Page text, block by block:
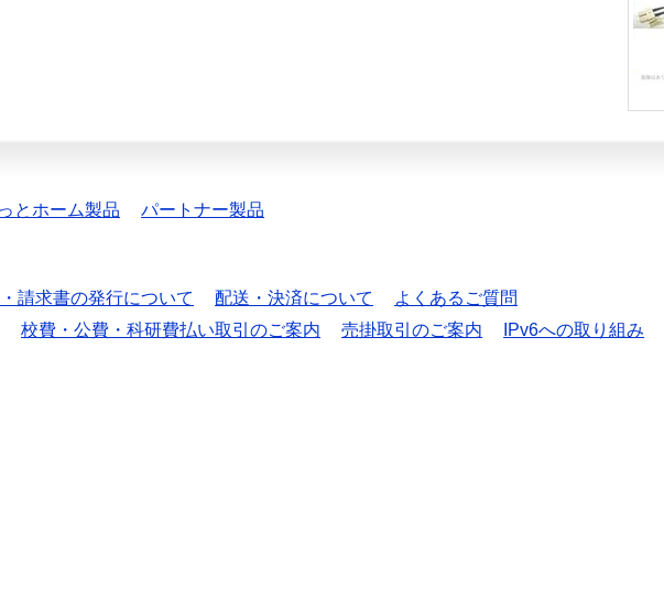
とホーム製品 パートナー製品
請求書の発行について 配送・決済について
よくあるご質問
校費・公費・科研費払い取引のご案内 売掛取引のご案内
IPv6への取り組み